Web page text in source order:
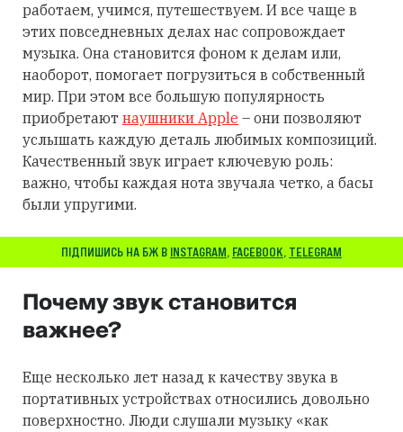
работаем, учимся, путешествуем. И все чаще в
этих повседневных делах нас сопровождает
музыка. Она становится фоном к делам или,
наоборот, помогает погрузиться в собственный
мир. При этом все большую популярность
приобретают наушники Apple – они позволяют
услышать каждую деталь любимых композиций.
Качественный звук играет ключевую роль:
важно, чтобы каждая нота звучала четко, а басы
были упругими.
ПІДПИШИСЬ НА БЖ В INSTAGRAM, FACEBOOK, TELEGRAM
Почему звук становится
важнее?
Еще несколько лет назад к качеству звука в
портативных устройствах относились довольно
поверхностно. Люди слушали музыку «как